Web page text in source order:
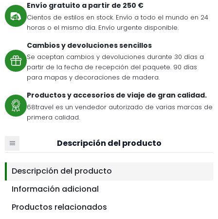
Envío gratuito a partir de 250 €
Cientos de estilos en stock. Envío a todo el mundo en 24
horas o el mismo día. Envío urgente disponible.
Cambios y devoluciones sencillos
Se aceptan cambios y devoluciones durante 30 días a
partir de la fecha de recepción del paquete. 90 días
para mapas y decoraciones de madera.
Productos y accesorios de viaje de gran calidad.
68travel es un vendedor autorizado de varias marcas de
primera calidad.
Descripción del producto
Descripción del producto
Información adicional
Productos relacionados